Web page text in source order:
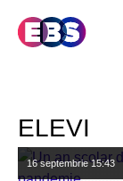
ELEVI
16 septembrie15:43